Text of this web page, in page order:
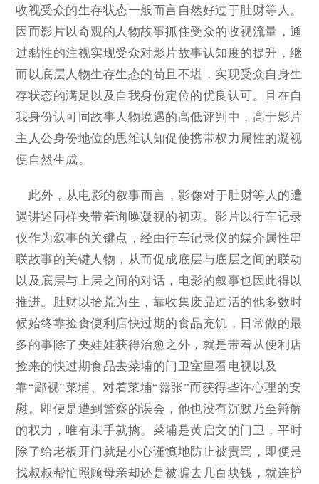
收视受众的生存状态一般而言自然好过于肚财等人。
因而影片以奇观的人物故事抓住受众的收视流量，通
过黏性的注视实现受众对影片故事认知度的提升，继
而以底层人物生存生态的苟且不堪，实现受众自身生
存状态的满足以及自我身份定位的优良认可。且在自
我身份认可同故事人物境遇的高低评判中，高于影片
主人公身份地位的思维认知促使携带权力属性的凝视
便自然生成。
此外，从电影的叙事而言，影像对于肚财等人的遭
遇讲述同样夹带着询唤凝视的初衷。影片以行车记录
仪作为叙事的关键点，经由行车记录仪的媒介属性串
联故事的关键人物，从而促成底层与底层之间的联动
以及底层与上层之间的对话，电影的叙事也因此得以
推进。肚财以拾荒为生，靠收集废品过活的他多数时
候始终靠捡食便利店快过期的食品充饥，日常做的最
多的事除了夹娃娃获得治愈之外，就是带着从便利店
捡来的快过期食品去菜埔的门卫室里看电视以及
靠“鄙视”菜埔、对着菜埔“嚣张”而获得些许心理的安
慰。即便是遭到警察的误会，他也没有沉默乃至辩解
的权力，唯有束手就擒。菜埔是黄启文的门卫，平时
除了给老板开门就是小心谨慎地防止被责骂，即便是
找叔叔帮忙照顾母亲却还是被骗去几百块钱，就连护